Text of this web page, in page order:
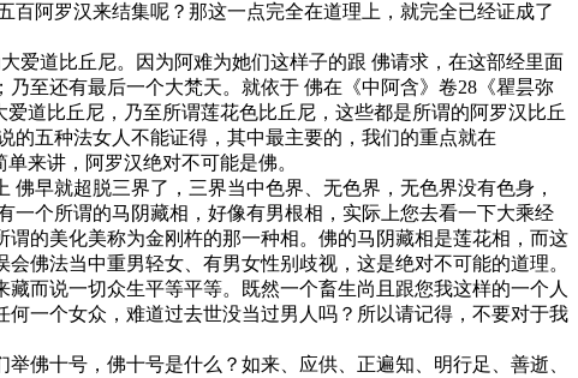
阿罗汉来结集呢？那这一点完全在道理上，就完全已经证成了
爱道比丘尼。因为阿难为她们这样子的跟 佛请求，在这部经里面
至还有最后一个大梵天。就依于 佛在《中阿含》卷28《瞿昙弥
道比丘尼，乃至所谓莲花色比丘尼，这些都是所谓的阿罗汉比丘
的五种法女人不能证得，其中最主要的，我们的重点就在
来讲，阿罗汉绝对不可能是佛。
早就超脱三界了，三界当中色界、无色界，无色界没有色身，
个所谓的马阴藏相，好像有男根相，实际上您去看一下大乘经
的美化美称为金刚杵的那一种相。佛的马阴藏相是莲花相，而这
佛法当中重男轻女、有男女性别歧视，这是绝对不可能的道理。
而说一切众生平等平等。既然一个畜生尚且跟您我这样的一个人
一个女众，难道过去世没当过男人吗？所以请记得，不要对于我
佛十号，佛十号是什么？如来、应供、正遍知、明行足、善逝、